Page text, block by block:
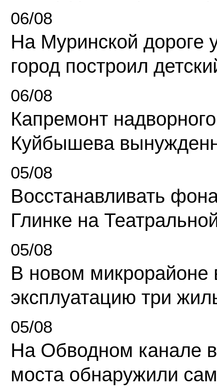
06/08
На Муринской дороге
город построил
06/08
Капремонт
Куйбышева
05/08
Восстанавливать
Глинке на
05/08
В новом микрорайоне
эксплуатацию три
05/08
На Обводном канале
моста обнаружили